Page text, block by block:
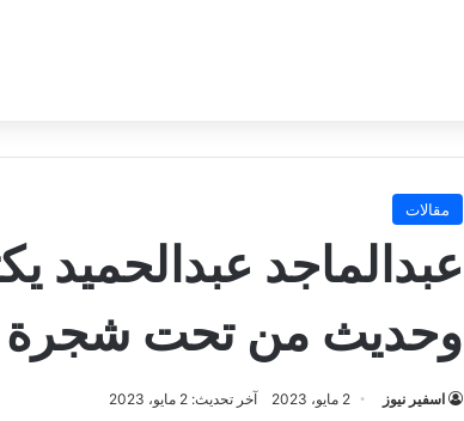
مقالات
عبدالماجد عبدالحميد
وحديث من تحت شجرة
اسفير نيوز 2 مايو، 2023 آخر تحديث: 2 مايو، 2023